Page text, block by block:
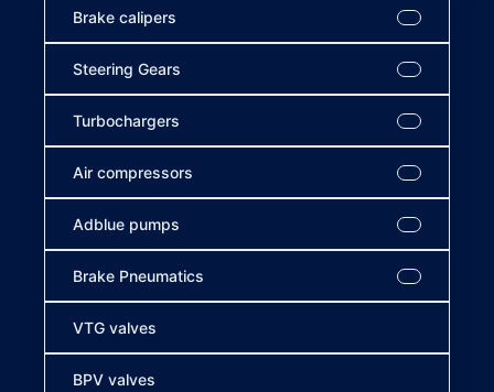
Brake calipers
Steering Gears
Turbochargers
Air compressors
Adblue pumps
Brake Pneumatics
VTG valves
BPV valves